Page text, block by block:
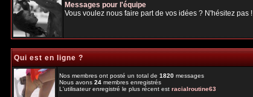
Messages pour l'équipe
Vous voulez nous faire part de vos idées ? N'hésitez pas !
Qui est en ligne ?
Nos membres ont posté un total de1820messages
Nous avons24membres enregistrés
L'utilisateur enregistré le plus récent estracialroutine63